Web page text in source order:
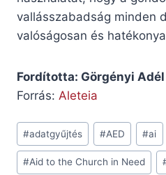
vallásszabadság minden
valóságosan és
Fordította: Görgényi Adél
Forrás: Aleteia
Post
Tags:
#adatgyűjtés #AED #ai
#Aid to the Church in Need